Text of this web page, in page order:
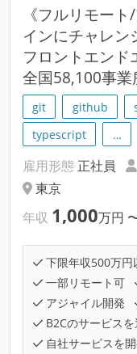
《フルリモー
インにチャレン
フロントエンド
全国58,100事業
git github
typescript
…
雇用形態 正社員
東京
年収 1,000万円
下限年収500万円
一部リモート可
アジャイル開発
B2Cのサービス
自社サービスを